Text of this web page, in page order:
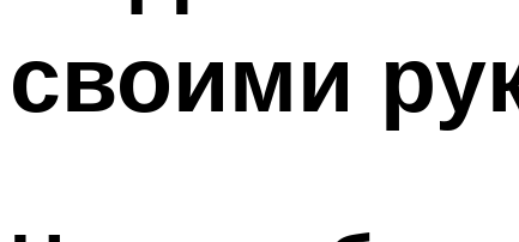
своими